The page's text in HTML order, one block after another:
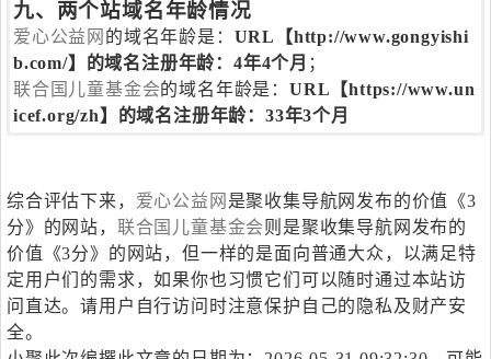
九、两个站域名年龄情况
爱心公益网 的域名年龄是： URL【http://www.gongyishi
b.com/】的域名注册年龄：4年4个月 ；
联合国儿童基金会的域名年龄是：URL【https://www.un
icef.org/zh】的域名注册年龄：33年3个月
综合评估下来， 爱心公益网 是聚收集导航网发布的价值《3
分》的网站， 联合国儿童基金会则是聚收集导航网发布的
价值《3分》的网站，但一样的是面向普通大众，以满足特
定用户们的需求，如果你也习惯它们可以随时通过本站访
问直达。请用户自行访问时注意保护自己的隐私及财产安
全。